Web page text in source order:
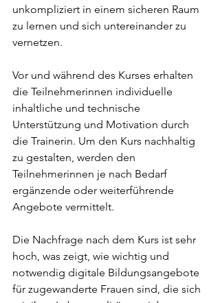
unkompliziert in einem sicheren Raum
zu lernen und sich untereinander zu
vernetzen.
Vor und während des Kurses erhalten
die Teilnehmerinnen individuelle
inhaltliche und technische
Unterstützung und Motivation durch
die Trainerin. Um den Kurs nachhaltig
zu gestalten, werden den
Teilnehmerinnen je nach Bedarf
ergänzende oder weiterführende
Angebote vermittelt.
Die Nachfrage nach dem Kurs ist sehr
hoch, was zeigt, wie wichtig und
notwendig digitale Bildungsangebote
für zugewanderte Frauen sind, die sich